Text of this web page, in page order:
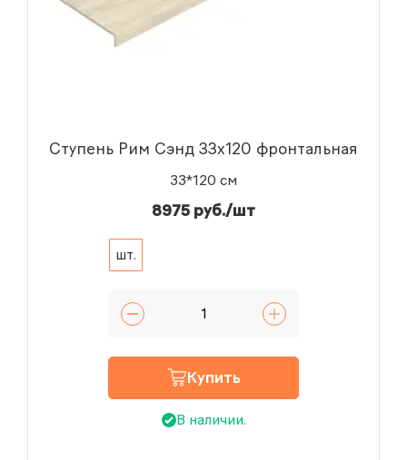
Ступень Рим Сэнд 33x120 фронтальная
33*120 см
8975 руб./шт
шт.
Купить
В наличии.